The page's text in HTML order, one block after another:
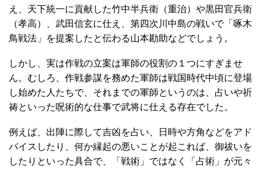
え、天下統一に貢献した竹中半兵衛（重治）や黒田官兵衛
（孝高）、武田信玄に仕え、第四次川中島の戦いで「啄木
鳥戦法」を提案したと伝わる山本勘助などでしょう。
しかし、実は作戦の立案は軍師の役割の１つにすぎませ
ん。むしろ、作戦参謀を務めた軍師は戦国時代中頃に登場
し始めた人たちで、それまでの軍師というのは、占いや祈
祷といった呪術的な仕事で武将に仕える存在でした。
例えば、出陣に際して吉凶を占い、日時や方角などをアド
バイスしたり、何か縁起の悪いことが起これば、御祓いを
したりといった具合で、「戦術」ではなく「占術」が元々